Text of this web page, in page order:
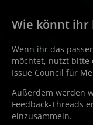
Wie könnt ihr
Wenn ihr das
möchtet, nutzt bitte
Issue Council für
Außerdem werden
Feedback-Threads
einzusammeln.